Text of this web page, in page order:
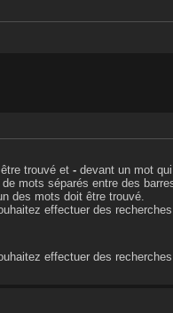
trouvé et- devant un mot qui
mots séparés entre des
des mots doit être trouvé.
effectuer des recherches
effectuer des recherches